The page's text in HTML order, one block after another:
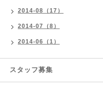
2014-08（17）
2014-07（8）
2014-06（1）
スタッフ募集